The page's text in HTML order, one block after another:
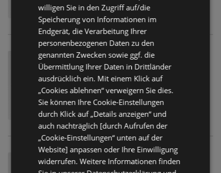
willigen Sie in den Zugriff auf/die
Speicherung von Informationen im
Endgerät, die Verarbeitung Ihrer
personenbezogenen Daten zu den
genannten Zwecken sowie ggf. die
Übermittlung Ihrer Daten in Drittländer
ausdrücklich ein. Mit einem Klick auf
„Cookies ablehnen“ verweigern Sie dies.
Sie können Ihre Cookie-Einstellungen
durch Klick auf „Details anzeigen“ und
auch nachträglich [durch Aufrufen der
„Cookie-Einstellungen“ unten auf der
Website] anpassen oder Ihre Einwilligung
widerrufen. Weitere Informationen finden